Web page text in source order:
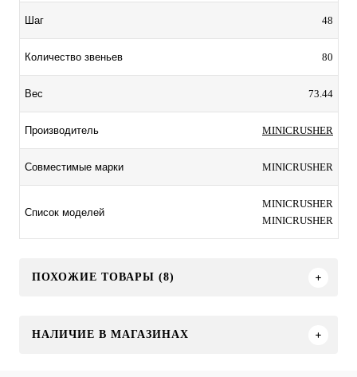
Шаг 48
Количество звеньев 80
Вес 73.44
Производитель MINICRUSHER
Совместимые марки MINICRUSHER
Список моделей
MINICRUSHER
MINICRUSHER
ПОХОЖИЕ ТОВАРЫ (8)
НАЛИЧИЕ В МАГАЗИНАХ